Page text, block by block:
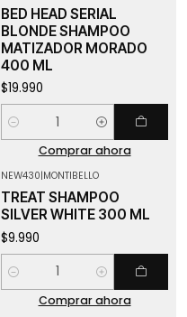
BED HEAD SERIAL
BLONDE SHAMPOO
MATIZADOR MORADO
400 ML
$19.990
Cantidad
Comprar ahora
NEW430|MONTIBELLO
TREAT SHAMPOO
SILVER WHITE 300 ML
$9.990
Cantidad
Comprar ahora